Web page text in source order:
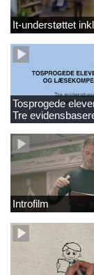
It-understøttet
Tosprogede
Tre
didaktiske
Introfilm